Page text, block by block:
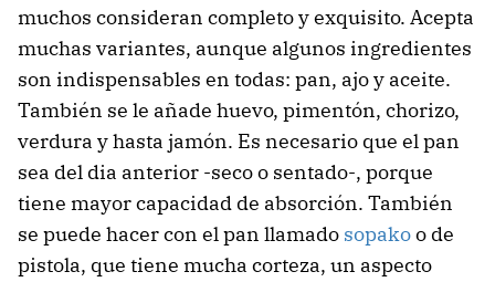
muchos consideran completo y exquisito. Acepta
muchas variantes, aunque algunos ingredientes
son indispensables en todas: pan, ajo y aceite.
También se le añade huevo, pimentón, chorizo,
verdura y hasta jamón. Es necesario que el pan
sea del dia anterior -seco o sentado-, porque
tiene mayor capacidad de absorción. También
se puede hacer con el pan llamado sopakoo de
pistola, que tiene mucha corteza, un aspecto